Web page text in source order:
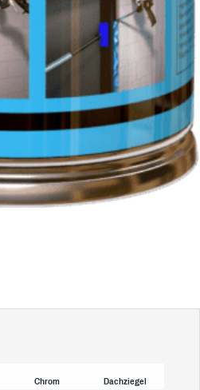
Chrom Dachziegel